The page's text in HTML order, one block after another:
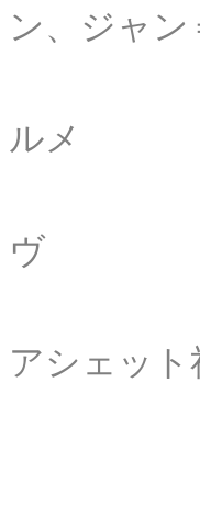
ン、ジャ
録音
ルメ
ヴ
アシェット
ジャ
ライ